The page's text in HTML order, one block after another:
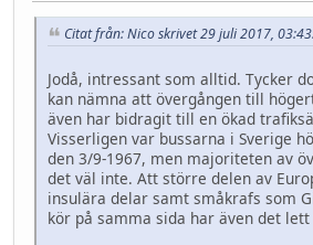
Citat från: Nico skrivet 29 juli 2017,
Jodå, intressant som alltid. Tycker
kan nämna att övergången till
även har bidragit till en ökad
Visserligen var bussarna i Sverige
den 3/9-1967, men majoriteten av
det väl inte. Att större delen av
insulära delar samt småkrafs som
kör på samma sida har även det